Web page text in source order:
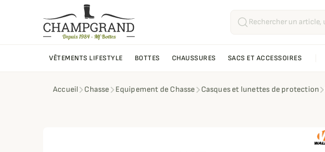
VÊTEMENTS LIFESTYLE BOTTES CHAUSSURES SACS ET ACCESSOIRES
Accueil Chasse Equipement de Chasse Casques et lunettes de protection